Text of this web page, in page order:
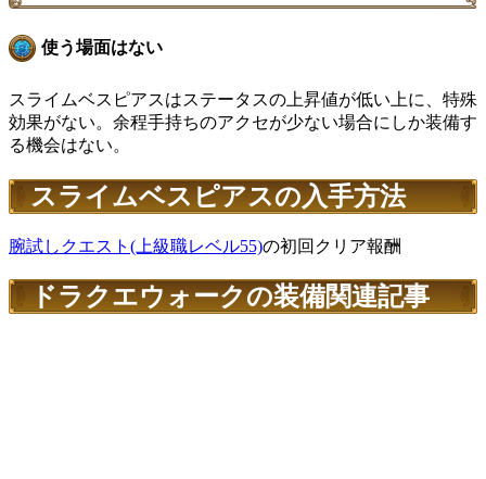
使う場面はない
スライムベスピアスはステータスの上昇値が低い上に、特殊
効果がない。余程手持ちのアクセが少ない場合にしか装備す
る機会はない。
スライムベスピアスの入手方法
腕試しクエスト(上級職レベル55)の初回クリア報酬
ドラクエウォークの装備関連記事